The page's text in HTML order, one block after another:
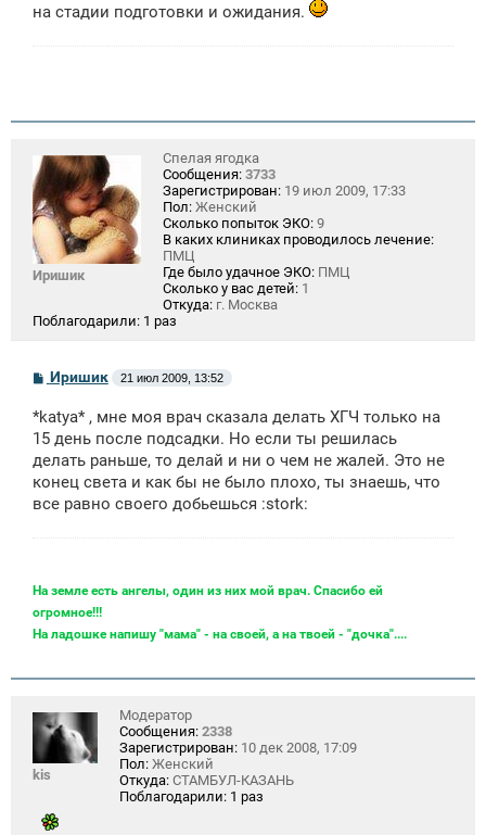
на стадии подготовки и ожидания.
Иришик
Спелая ягодка
Сообщения: 3733
Зарегистрирован: 19 июл 2009, 17:33
Пол: Женский
Сколько попыток ЭКО: 9
В каких клиниках проводилось лечение:
ПМЦ
Где было удачное ЭКО: ПМЦ
Сколько у вас детей: 1
Откуда: г. Москва
Поблагодарили: 1 раз
С
о
б
щ
н
и
Иришик 21 июл 2009, 13:52
*katya* , мне моя врач сказала делать ХГЧ только на
15 день после подсадки. Но если ты решилась
делать раньше, то делай и ни о чем не жалей. Это не
конец света и как бы не было плохо, ты знаешь, что
все равно своего добьешься :stork:
На земле есть ангелы, один из них мой врач. Спасибо ей
огромное!!!
На ладошке напишу "мама" - на своей, а на твоей - "дочка"....
kis
Модератор
Сообщения: 2338
Зарегистрирован: 10 дек 2008, 17:09
Пол: Женский
Откуда: СТАМБУЛ-КАЗАНЬ
Поблагодарили: 1 раз